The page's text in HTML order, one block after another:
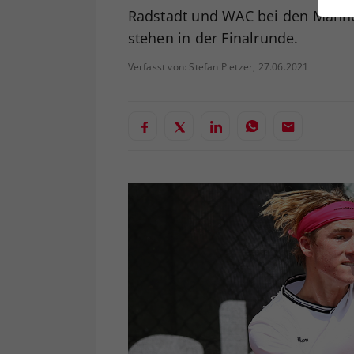
Radstadt und WAC bei den
stehen in der Finalrunde.
Verfasst von: Stefan Pletzer, 27.06.2021